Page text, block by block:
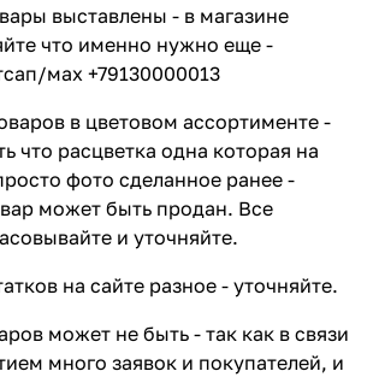
выставлены - в магазине
что именно нужно еще -
мах +79130000013
в цветовом ассортименте -
что расцветка одна которая на
фото сделанное ранее -
может быть продан. Все
и уточняйте.
на сайте разное - уточняйте.
может не быть - так как в связи
много заявок и покупателей, и